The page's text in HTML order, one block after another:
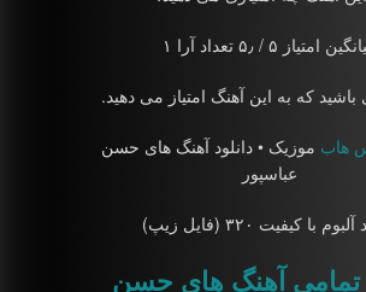
امتیاز ۵ / ۵٫ تعداد آرا ۱
باشید که به این آهنگ امتیاز می دهید.
هاب موزیک • دانلود آهنگ های حسن
عباسپور
با کیفیت ۳۲۰ (فایل زیپ)
تمامی آهنگ های حسن